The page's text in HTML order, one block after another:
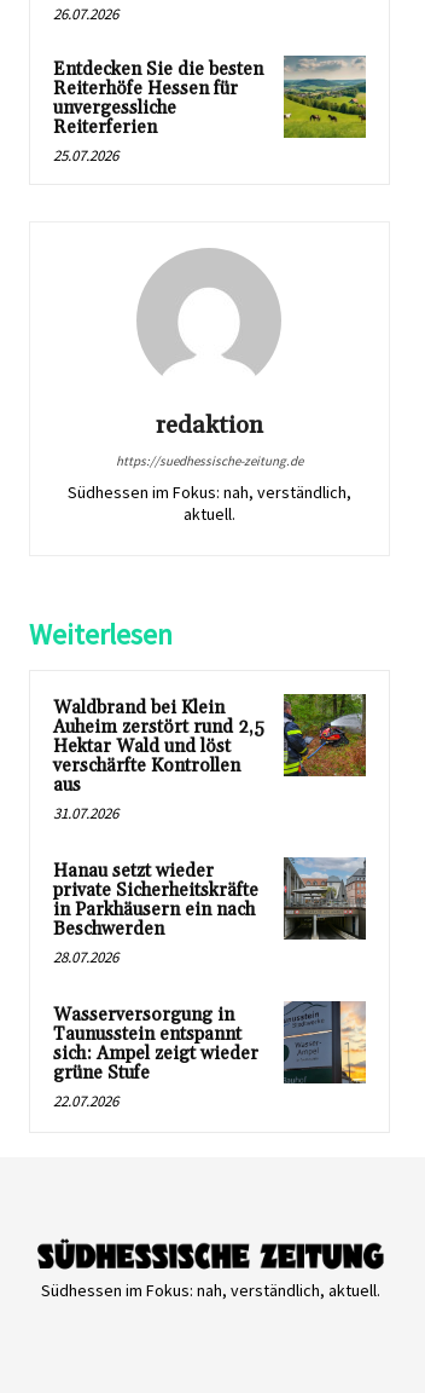
26.07.2026
Entdecken Sie die besten
Reiterhöfe Hessen für
unvergessliche
Reiterferien
25.07.2026
redaktion
https://suedhessische-zeitung.de
Südhessen im Fokus: nah, verständlich,
aktuell.
Weiterlesen
Waldbrand bei Klein
Auheim zerstört rund 2,5
Hektar Wald und löst
verschärfte Kontrollen
aus
31.07.2026
Hanau setzt wieder
private Sicherheitskräfte
in Parkhäusern ein nach
Beschwerden
28.07.2026
Wasserversorgung in
Taunusstein entspannt
sich: Ampel zeigt wieder
grüne Stufe
22.07.2026
Südhessen im Fokus: nah, verständlich, aktuell.